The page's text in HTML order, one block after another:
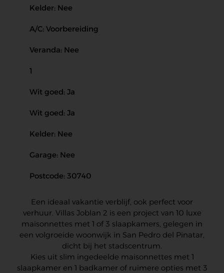
Kelder: Nee
A/C: Voorbereiding
Veranda: Nee
1
Wit goed: Ja
Wit goed: Ja
Kelder: Nee
Garage: Nee
Postcode: 30740
Een ideaal vakantie verblijf, ook perfect voor
verhuur. Villas Joblan 2 is een project van 10 luxe
maisonnettes met 1 of 3 slaapkamers, gelegen in
een volgroeide woonwijk in San Pedro del Pinatar,
dicht bij het stadscentrum.
Kies uit slim ingedeelde maisonnettes met 1
slaapkamer en 1 badkamer of ruimere opties met 3